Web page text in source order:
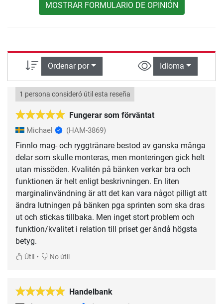
MOSTRAR FORMULARIO DE OPINIÓN
Ordenar por Idioma
Fungerar som förväntat
1 persona consideró útil esta reseña
Michael (HAM-3869)
Finnlo mag- och ryggtränare bestod av ganska många
delar som skulle monteras, men monteringen gick helt
utan missöden. Kvalitén på bänken verkar bra och
funktionen är helt enligt beskrivningen. En liten
marginalinvändning är att det kan vara något pilligt att
ändra lutningen på bänken pga sprinten som ska dras
ut och stickas tillbaka. Men inget stort problem och
funktion/kvalitet i relation till priset ger ändå högsta
betyg.
Útil • No útil
Handelbank